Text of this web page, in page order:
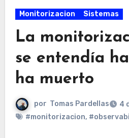
Monitorizacion Sistemas
La
se entendía
ha muerto
por Tomas Pardellas
4
#monitorizacion,